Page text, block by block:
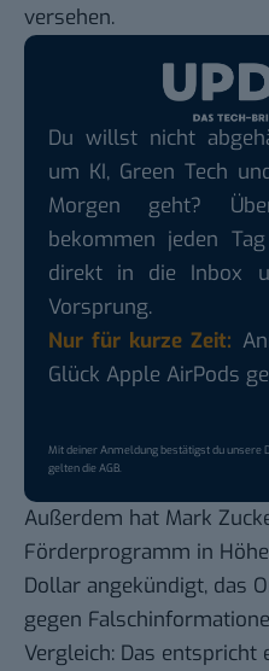
versehen.
Du willst nicht
um KI, Green Tech
Morgen geht?
bekommen jeden
direkt in die Inbox
Vorsprung.
Nur für kurze Zeit:
Glück Apple AirPods
Mit deiner Anmeldung bestätigst du unsere
gelten dieAGB.
Außerdem hat Mark
Förderprogramm in
Dollar angekündigt, das
gegen
Vergleich: Das entspricht